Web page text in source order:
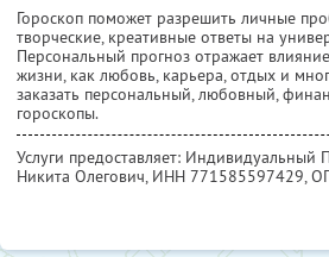
Гороскоп поможет разрешить личные
творческие, креативные ответы на
Персональный прогноз отражает
жизни, как любовь, карьера, отдых и
заказать персональный, любовный,
гороскопы.
Услуги предоставляет: Индивидуальный
Никита Олегович, ИНН 771585597429,